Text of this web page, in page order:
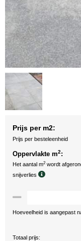
Prijs per m2:
Prijs per besteleenheid
Oppervlakte m2:
Het aantal m2 wordt
snijverlies
Hoeveelheid is aangepast
Totaal prijs: